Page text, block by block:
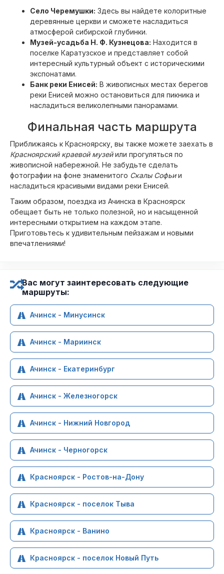
Село Черемушки: Здесь вы найдете колоритные
деревянные церкви и сможете насладиться
атмосферой сибирской глубинки.
Музей-усадьба Н. Ф. Кузнецова: Находится в
поселке Каратузское и представляет собой
интересный культурный объект с историческими
экспонатами.
Банк реки Енисей: В живописных местах берегов
реки Енисей можно остановиться для пикника и
насладиться великолепными панорамами.
Финальная часть маршрута
Приближаясь к Красноярску, вы также можете заехать в
Красноярский краевой музейили прогуляться по
живописной набережной. Не забудьте сделать
фотографии на фоне знаменитого Скалы Софьии
насладиться красивыми видами реки Енисей.
Таким образом, поездка из Ачинска в Красноярск
обещает быть не только полезной, но и насыщенной
интересными открытием на каждом этапе.
Приготовьтесь к удивительным пейзажам и новыми
впечатлениями!
Вас могут заинтересовать следующие
маршруты:
Ачинск - Минусинск
Ачинск - Мариинск
Ачинск - Екатеринбург
Ачинск - Железногорск
Ачинск - Нижний Новгород
Ачинск - Черногорск
Красноярск - Ростов-на-Дону
Красноярск - поселок Тыва
Красноярск - Ванино
Красноярск - поселок Новый Путь